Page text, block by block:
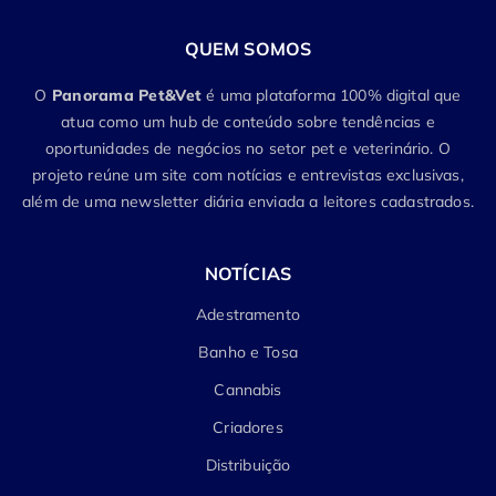
QUEM SOMOS
O Panorama Pet&Vet é uma plataforma 100% digital que
atua como um hub de conteúdo sobre tendências e
oportunidades de negócios no setor pet e veterinário. O
projeto reúne um site com notícias e entrevistas exclusivas,
além de uma newsletter diária enviada a leitores cadastrados.
NOTÍCIAS
Adestramento
Banho e Tosa
Cannabis
Criadores
Distribuição